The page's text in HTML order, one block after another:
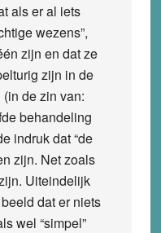
als er al iets
wezens”,
zijn en dat ze
zijn in de
de zin van:
behandeling
indruk dat “de
zijn. Net zoals
Uiteindelijk
dat er niets
wel “simpel”